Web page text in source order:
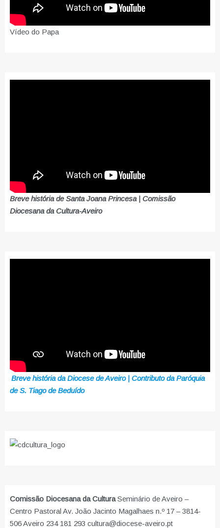
Vídeo do Papa
Breve história de Santa Joana Princesa | Comissão
Diocesana da Cultura-Aveiro
Breve história da Diocese de Aveiro | Contributo da Paróquia
de S. Tiago de Beduído
Comissão Diocesana da CulturaSeminário de Aveiro –
Centro Pastoral Av. João Jacinto Magalhaes n.º 17 – 3814-
506 Aveiro 234 181 293 cultura@diocese-aveiro.pt